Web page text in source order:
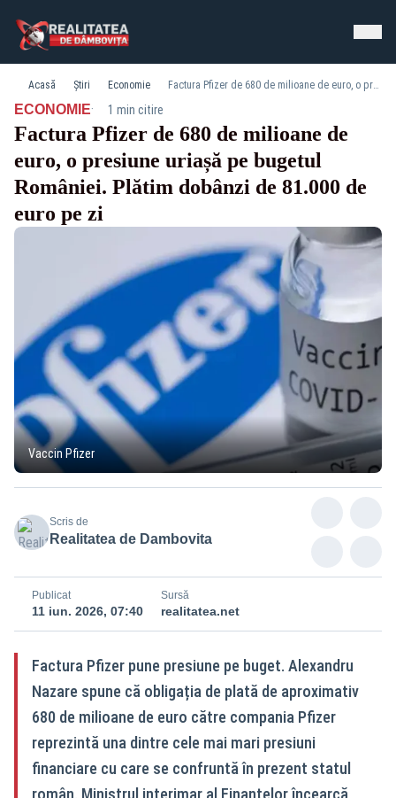
Acasă Știri Economie Factura Pfizer de 680 de milioane de euro, o presiune uriașă pe bugetul României. Plătim dobânzi de 81.000 de euro pe zi
ECONOMIE· 1 min citire
Factura Pfizer de 680 de milioane de
euro, o presiune uriașă pe bugetul
României. Plătim dobânzi de 81.000 de
euro pe zi
Vaccin Pfizer
Scris de
Realitatea de Dambovita
Publicat
11 iun. 2026, 07:40
Sursă
realitatea.net
Factura Pfizer pune presiune pe buget. Alexandru
Nazare spune că obligația de plată de aproximativ
680 de milioane de euro către compania Pfizer
reprezintă una dintre cele mai mari presiuni
financiare cu care se confruntă în prezent statul
român. Ministrul interimar al Finanțelor încearcă